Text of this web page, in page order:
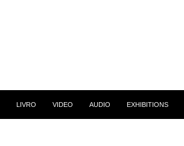
LIVRO VIDEO AUDIO EXHIBITIONS